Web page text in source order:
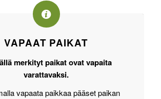
VAPAAT PAIKAT
merkityt paikat ovat vapaita
varattavaksi.
vapaata paikkaa pääset paikan